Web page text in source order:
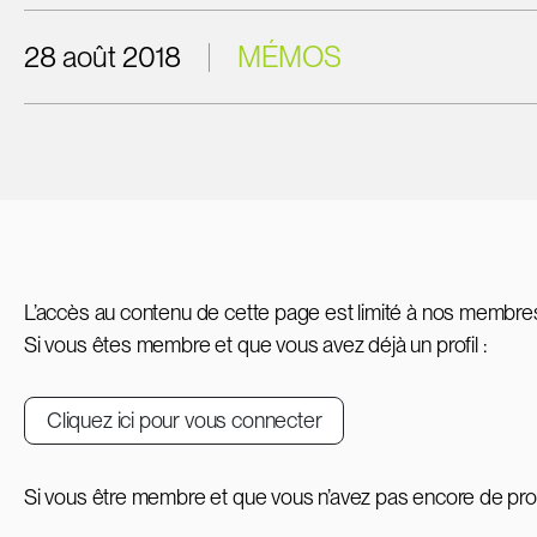
28 août 2018 MÉMOS
L’accès au contenu de cette page est limité à nos
Si vous êtes membre et que vous avez déjà un profil :
Cliquez ici pour vous connecter
Si vous être membre et que vous n’avez pas encore de